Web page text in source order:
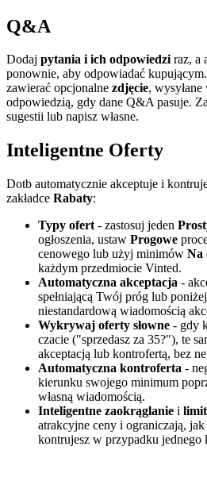
Q&A
Dodaj pytania i ich odpowiedziraz, a
ponownie, aby odpowiadać
zawierać opcjonalne zdjęcie,
odpowiedzią, gdy dane Q&A pasuje.
sugestii lub napisz własne.
Inteligentne Oferty
Dotb automatycznie akceptuje i
zakładce Rabaty:
Typy ofert - zastosuj jeden
ogłoszenia, ustaw Progowe
cenowego lub użyj minimów Na
każdym przedmiocie Vinted.
Automatyczna akceptacja -
spełniającą Twój próg lub
niestandardową wiadomością
Wykrywaj oferty słowne - gdy
czacie ("sprzedasz za 35?"), te
akceptacją lub kontrofertą, bez
Automatyczna kontroferta -
kierunku swojego minimum
własną wiadomością.
Inteligentne zaokrąglanie i
atrakcyjne ceny i ograniczają,
kontrujesz w przypadku jednego